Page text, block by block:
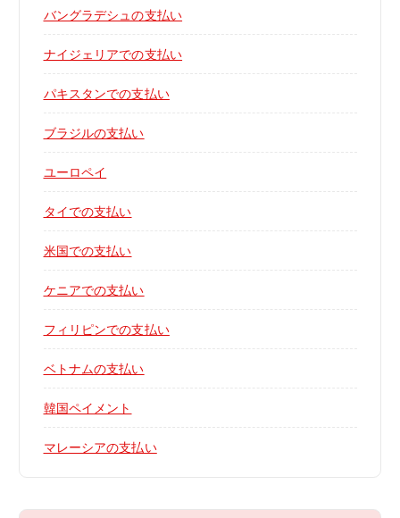
バングラデシュの支払い
ナイジェリアでの支払い
パキスタンでの支払い
ブラジルの支払い
ユーロペイ
タイでの支払い
米国での支払い
ケニアでの支払い
フィリピンでの支払い
ベトナムの支払い
韓国ペイメント
マレーシアの支払い